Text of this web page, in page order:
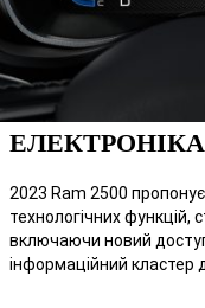
2023 Ram 2500
технологічних
включаючи новий
інформаційний кластер